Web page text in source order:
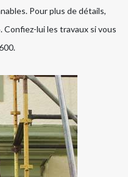
Pour plus de détails,
lui les travaux si vous